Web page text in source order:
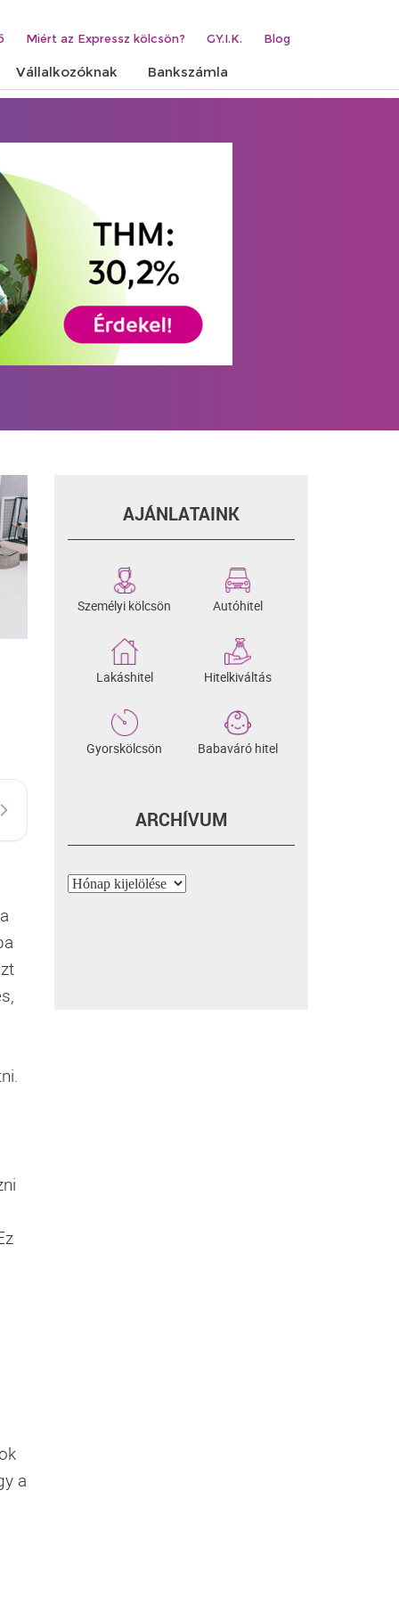
Miért az Expressz kölcsön? GY.I.K. Blog
Vállalkozóknak Bankszámla
a
AJÁNLATAINK
Személyi kölcsön Autóhitel
Lakáshitel Hitelkiváltás
Gyorskölcsön Babaváró hitel
ARCHÍVUM
Archívum